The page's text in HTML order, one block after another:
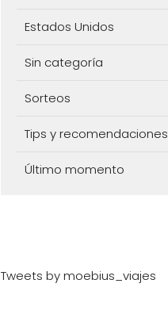
Estados Unidos
Sin categoría
Sorteos
Tips y recomendaciones
Último momento
Tweets by moebius_viajes